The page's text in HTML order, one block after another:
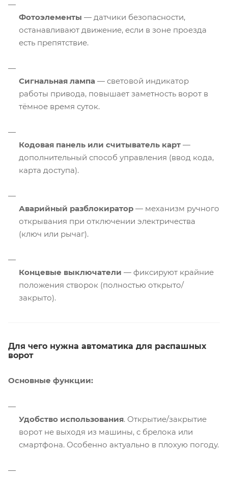
Фотоэлементы — датчики безопасности,
останавливают движение, если в зоне проезда
есть препятствие.
Сигнальная лампа — световой индикатор
работы привода, повышает заметность ворот в
тёмное время суток.
Кодовая панель или считыватель карт —
дополнительный способ управления (ввод кода,
карта доступа).
Аварийный разблокиратор — механизм ручного
открывания при отключении электричества
(ключ или рычаг).
Концевые выключатели — фиксируют крайние
положения створок (полностью открыто/
закрыто).
Для чего нужна автоматика для распашных
ворот
Основные функции:
Удобство использования. Открытие/закрытие
ворот не выходя из машины, с брелока или
смартфона. Особенно актуально в плохую погоду.